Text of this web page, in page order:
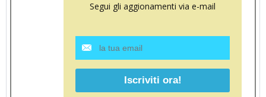
Segui gli aggionamenti via e-mail